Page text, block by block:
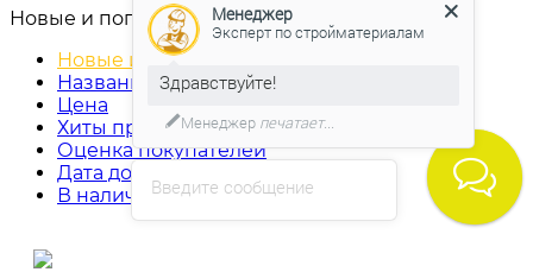
Новые и популярные
Новые и популярные
Название
Цена
Хиты продаж
Оценка покупателей
Дата добавления
В наличииВведите сообщение
Менеджер
Эксперт по стройматериалам
Здравствуйте!
Менеджер печатает...